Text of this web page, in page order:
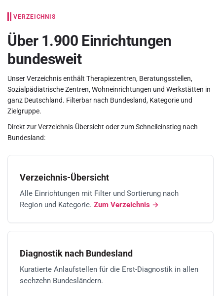
VERZEICHNIS
Über 1.900 Einrichtungen
bundesweit
Unser Verzeichnis enthält Therapiezentren, Beratungsstellen,
Sozialpädiatrische Zentren, Wohneinrichtungen und Werkstätten in
ganz Deutschland. Filterbar nach Bundesland, Kategorie und
Zielgruppe.
Direkt zur Verzeichnis-Übersicht oder zum Schnelleinstieg nach
Bundesland:
Verzeichnis-Übersicht
Alle Einrichtungen mit Filter und Sortierung nach
Region und Kategorie. Zum Verzeichnis →
Diagnostik nach Bundesland
Kuratierte Anlaufstellen für die Erst-Diagnostik in allen
sechzehn Bundesländern.